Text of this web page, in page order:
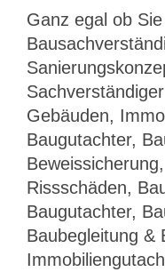
Ganz egal ob
Gebäuden,
Baugutachter,
Rissschäden,
Baugutachter,
Baubegleitung &